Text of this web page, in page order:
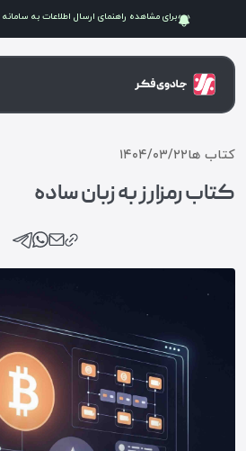
برای مشاهده راهنمای ارسال اطلاعات به سامانه
کتاب ها۱۴۰۴/۰۳/۲۲
کتاب رمزارز به زبان ساده